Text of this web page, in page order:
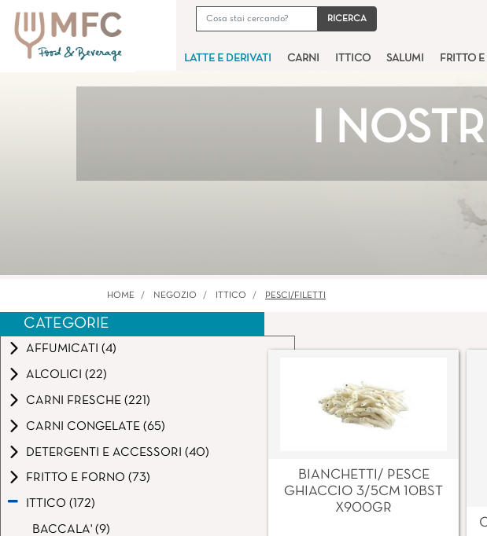
LATTE E DERIVATI CARNI ITTICO SALUMI FRITTO
I
HOME NEGOZIO ITTICO PESCI/FILETTI
CATEGORIE
AFFUMICATI (4)
ALCOLICI (22)
CARNI FRESCHE (221)
CARNI CONGELATE (65)
DETERGENTI E ACCESSORI (40)
FRITTO E FORNO (73)
ITTICO (172)
BACCALA' (9)
BIANCHETTI/ PESCE
GHIACCIO 3/5CM 10BST
X900GR